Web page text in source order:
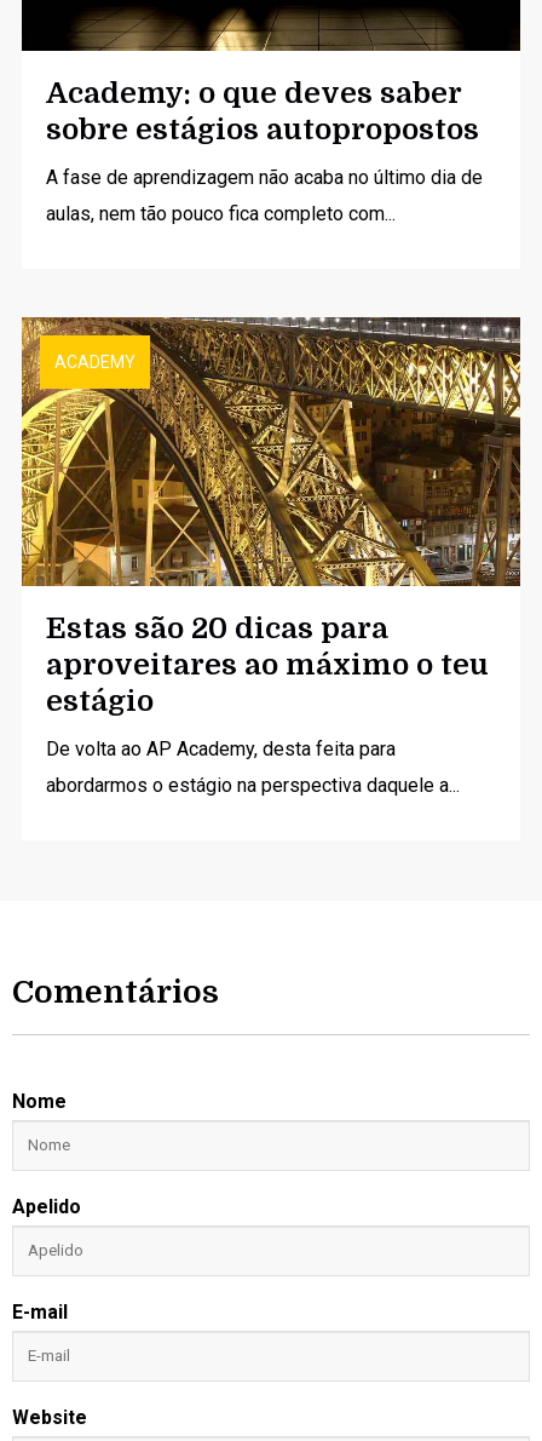
Academy: o que deves saber
sobre estágios autopropostos
A fase de aprendizagem não acaba no último dia de
aulas, nem tão pouco fica completo com...
ACADEMY
Estas são 20 dicas para
aproveitares ao máximo o teu
estágio
De volta ao AP Academy, desta feita para
abordarmos o estágio na perspectiva daquele a...
Comentários
Nome
Apelido
E-mail
Website